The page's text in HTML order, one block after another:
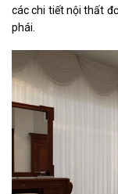
các chi tiết nội thất
phái.